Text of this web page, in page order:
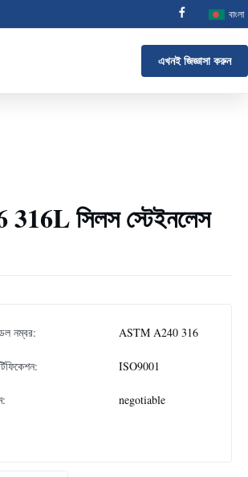
বাংলা
এখনই জিজ্ঞাসা করুন
316L সিলস স্টেইনলেস
নম্বর: ASTM A240 316
ISO9001
negotiable